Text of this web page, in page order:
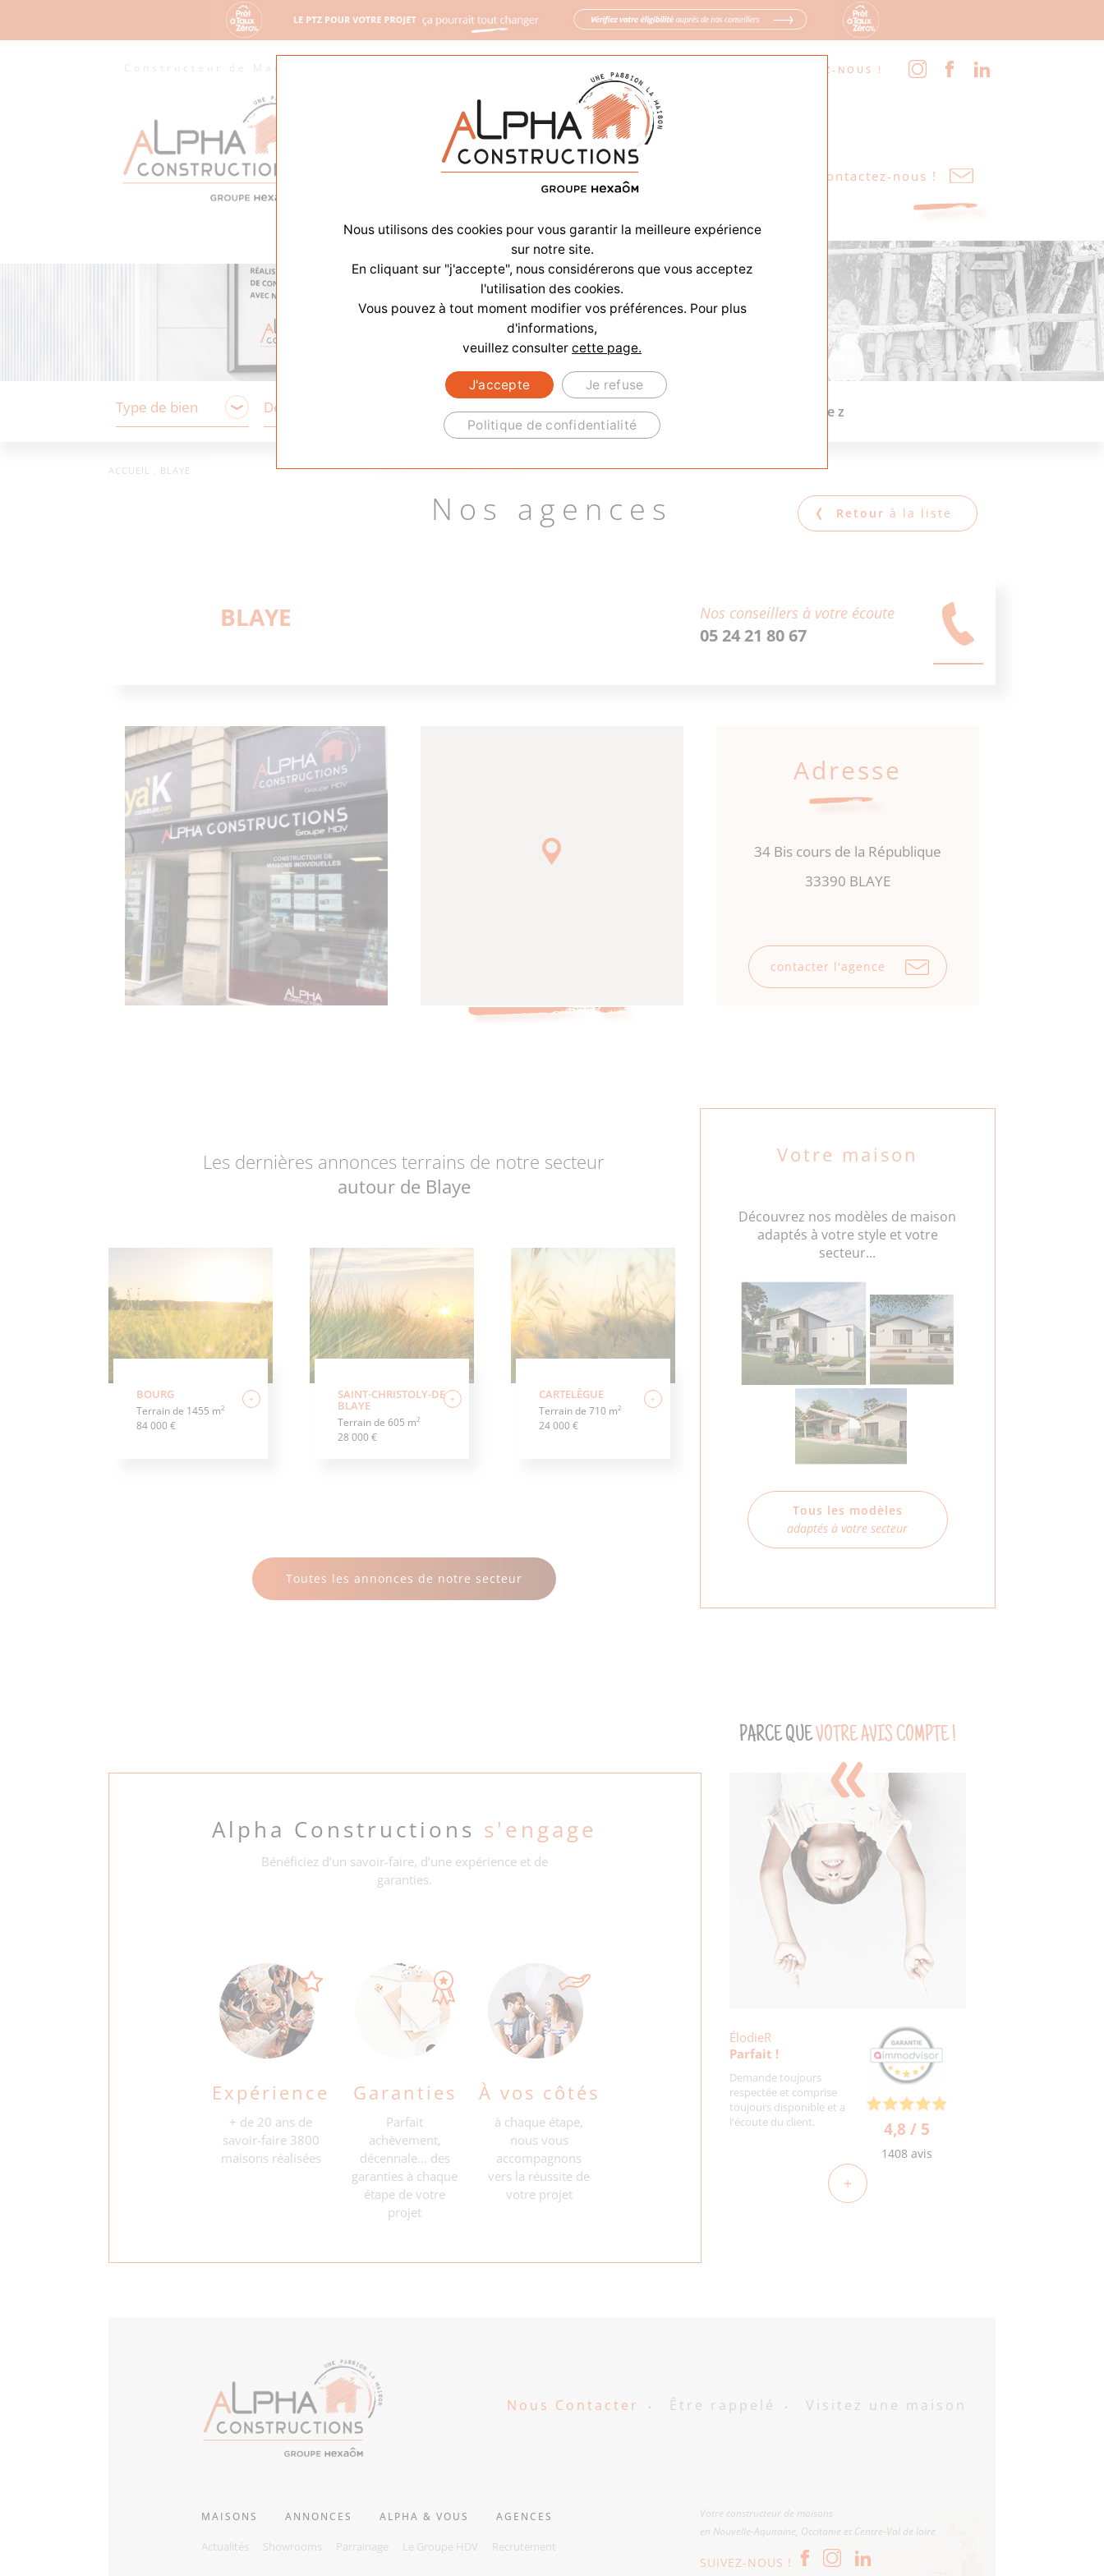
Constructeur de Maisons SUIVEZ-NOUS !
Annonces Alpha & vous Contactez-nous !
ACCUEIL BLAYE
Nos agences Retour à la liste
BLAYE Nos conseillers à votre écoute
05 24 21 80 67
Adresse
34 Bis cours de la République
33390 BLAYE
contacter l'agence
Les dernières annonces terrains de notre secteur
autour de Blaye
BOURG
Terrain de 1455 m2
84 000 €
+ SAINT-CHRISTOLY-DE-
BLAYE
Terrain de 605 m2
28 000 €
+ CARTELÈGUE
Terrain de 710 m2
24 000 €
+
Toutes les annonces de notre secteur
Votre maison
Découvrez nos modèles de maison
adaptés à votre style et votre
secteur...
Tous les modèles
adaptés à votre secteur
Alpha Constructions s'engage
Bénéficiez d’un savoir-faire, d’une expérience et de
garanties.
Expérience
+ de 20 ans de
savoir-faire 3800
maisons réalisées
Garanties
Parfait
achèvement,
décennale... des
garanties à chaque
étape de votre
projet
À vos côtés
à chaque étape,
nous vous
accompagnons
vers la réussite de
votre projet
PARCE QUEVOTRE AVIS COMPTE !
ÉlodieR
Parfait !
Demande toujours
respectée et comprise
toujours disponible et a
l'écoute du client.
4,8 / 5
1408 avis
+
Nous Contacter Être rappelé Visitez une maison
MAISONS ANNONCES ALPHA & VOUS AGENCES
Actualités Showrooms Parrainage Le Groupe HDV Recrutement
Votre constructeur de maisons
en Nouvelle-Aquitaine, Occitanie et Centre-Val de loire
SUIVEZ-NOUS !
Nous utilisons des cookies pour vous garantir la meilleure expérience
sur notre site.
En cliquant sur "j'accepte", nous considérerons que vous acceptez
l'utilisation des cookies.
Vous pouvez à tout moment modifier vos préférences. Pour plus
d'informations,
veuillez consulter cette page.
J'accepte Je refuse
Politique de confidentialité